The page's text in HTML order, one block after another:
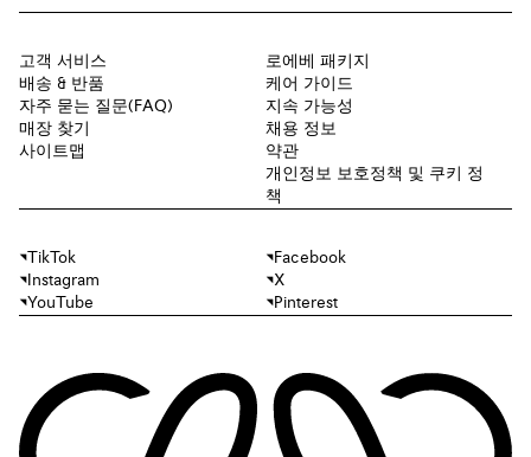
고객 서비스
배송 & 반품
자주 묻는 질문(FAQ)
매장 찾기
사이트맵
로에베 패키지
케어 가이드
지속 가능성
채용 정보
약관
개인정보 보호정책 및 쿠키 정
책
TikTok
Facebook
Instagram
X
YouTube
Pinterest